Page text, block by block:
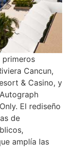
primeros
Cancun,
& Casino, y
El rediseño
de
amplía las